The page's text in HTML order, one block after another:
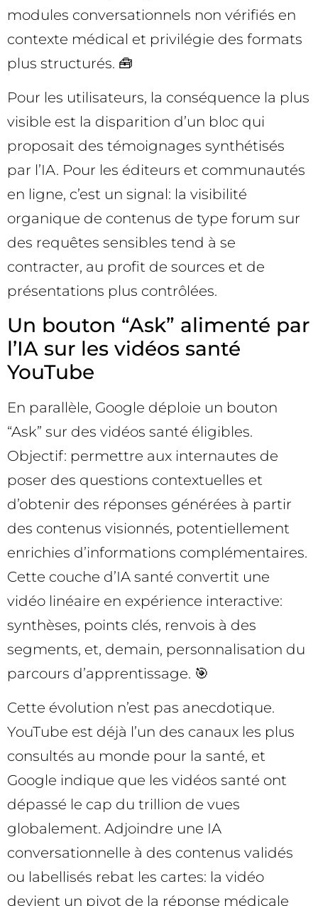
modules conversationnels non vérifiés en
contexte médical et privilégie des formats
plus structurés. 🧰
Pour les utilisateurs, la conséquence la plus
visible est la disparition d’un bloc qui
proposait des témoignages synthétisés
par l’IA. Pour les éditeurs et communautés
en ligne, c’est un signal: la visibilité
organique de contenus de type forum sur
des requêtes sensibles tend à se
contracter, au profit de sources et de
présentations plus contrôlées.
Un bouton “Ask” alimenté par
l’IA sur les vidéos santé
YouTube
En parallèle, Google déploie un bouton
“Ask” sur des vidéos santé éligibles.
Objectif: permettre aux internautes de
poser des questions contextuelles et
d’obtenir des réponses générées à partir
des contenus visionnés, potentiellement
enrichies d’informations complémentaires.
Cette couche d’IA santé convertit une
vidéo linéaire en expérience interactive:
synthèses, points clés, renvois à des
segments, et, demain, personnalisation du
parcours d’apprentissage. 🎯
Cette évolution n’est pas anecdotique.
YouTube est déjà l’un des canaux les plus
consultés au monde pour la santé, et
Google indique que les vidéos santé ont
dépassé le cap du trillion de vues
globalement. Adjoindre une IA
conversationnelle à des contenus validés
ou labellisés rebat les cartes: la vidéo
devient un pivot de la réponse médicale